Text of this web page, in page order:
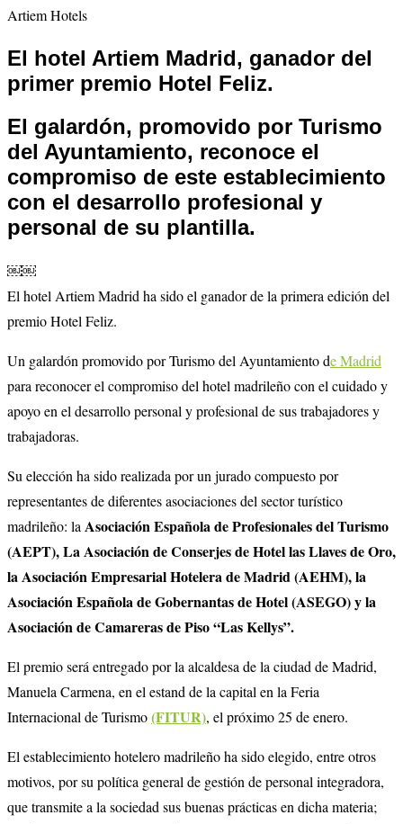
Artiem Hotels
El hotel Artiem Madrid, ganador del
primer premio Hotel Feliz.
El galardón, promovido por Turismo
del Ayuntamiento, reconoce el
compromiso de este establecimiento
con el desarrollo profesional y
personal de su plantilla.
￼￼
El hotel Artiem Madrid ha sido el ganador de la primera edición del
premio Hotel Feliz.
Un galardón promovido por Turismo del Ayuntamiento de Madrid
para reconocer el compromiso del hotel madrileño con el cuidado y
apoyo en el desarrollo personal y profesional de sus trabajadores y
trabajadoras.
Su elección ha sido realizada por un jurado compuesto por
representantes de diferentes asociaciones del sector turístico
madrileño: la Asociación Española de Profesionales del Turismo
(AEPT), La Asociación de Conserjes de Hotel las Llaves de Oro,
la Asociación Empresarial Hotelera de Madrid (AEHM), la
Asociación Española de Gobernantas de Hotel (ASEGO) y la
Asociación de Camareras de Piso “Las Kellys”.
El premio será entregado por la alcaldesa de la ciudad de Madrid,
Manuela Carmena, en el estand de la capital en la Feria
Internacional de Turismo(FITUR), el próximo 25 de enero.
El establecimiento hotelero madrileño ha sido elegido, entre otros
motivos, por su política general de gestión de personal integradora,
que transmite a la sociedad sus buenas prácticas en dicha materia;